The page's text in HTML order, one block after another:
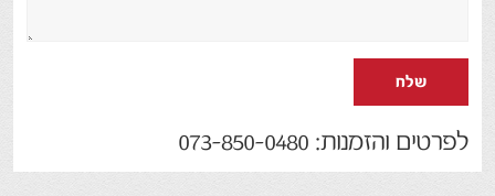
שלח
לפרטים והזמנות: 073-850-0480